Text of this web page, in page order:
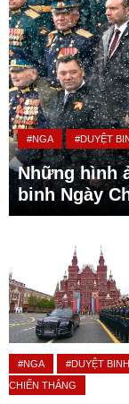
#NGA #DUYỆT
Những hình
binh Ngày
#NGA #DUYỆT BINH
CHIẾN THẮNG